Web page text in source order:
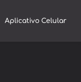
Aplicativo Celular